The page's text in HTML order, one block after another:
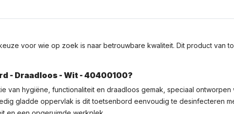
Draadloos-
Aantal
voor wie op zoek is naar betrouwbare kwaliteit. Dit product van
- Draadloos - Wit - 40400100?
van hygiëne, functionaliteit en draadloos gemak, speciaal ontworpen
gladde oppervlak is dit toetsenbord eenvoudig te desinfecteren